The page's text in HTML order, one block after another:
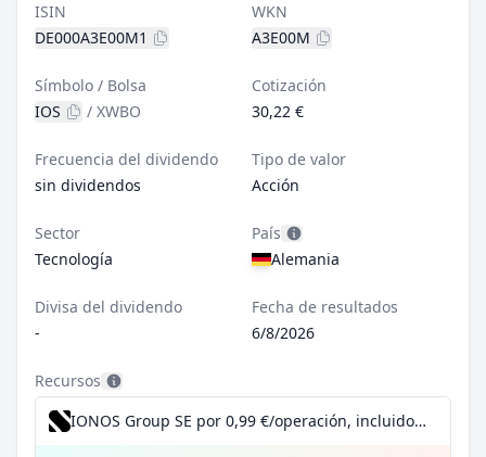
ISIN
DE000A3E00M1
WKN
A3E00M
Símbolo / Bolsa
IOS
/ XWBO
Cotización
30,22 €
Frecuencia del dividendo
sin dividendos
Tipo de valor
Acción
Sector
Tecnología
País
Alemania
Divisa del dividendo
-
Fecha de resultados
6/8/2026
Recursos
IONOS Group SE por 0,99 €/operación, incluido el Dividend Reinvestment Plan